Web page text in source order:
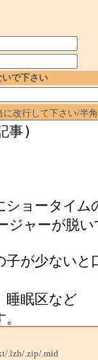
で下さい
に改行して下さい/半
.lzh/.zip/.mid